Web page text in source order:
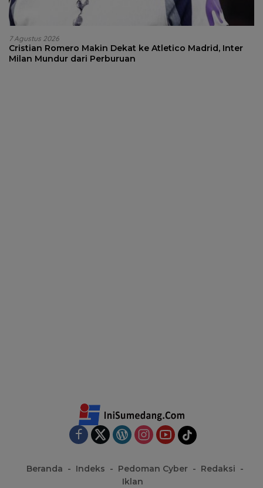
7 Agustus 2026
Cristian Romero Makin Dekat ke Atletico Madrid, Inter
Milan Mundur dari Perburuan
Beranda Indeks Pedoman Cyber
Redaksi
Iklan